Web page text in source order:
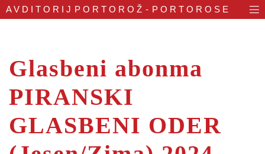
AVDITORIJ PORTOROŽ - PORTOROSE
Glasbeni abonma
PIRANSKI
GLASBENI ODER